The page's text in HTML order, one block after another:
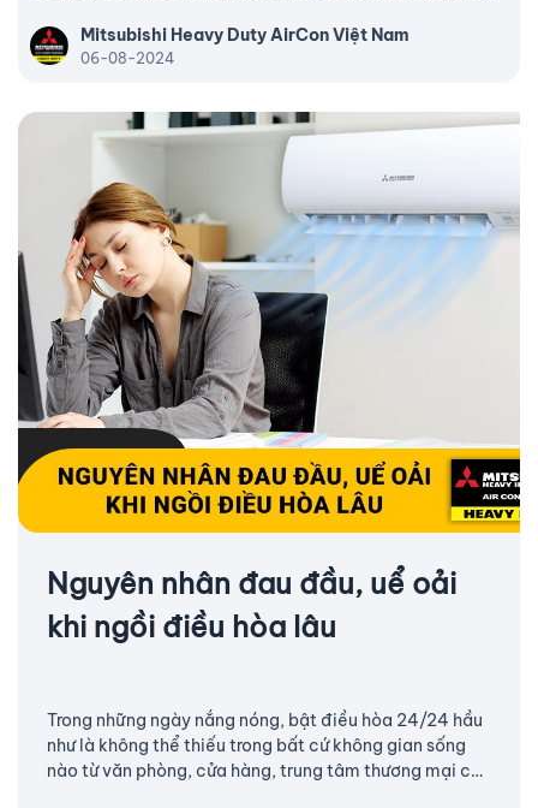
được chi phí điện năng cho người tiêu dùng.
Mitsubishi Heavy Duty AirCon Việt Nam
06-08-2024
Nguyên nhân đau đầu, uể oải
khi ngồi điều hòa lâu
Trong những ngày nắng nóng, bật điều hòa 24/24 hầu
như là không thể thiếu trong bất cứ không gian sống
nào từ văn phòng, cửa hàng, trung tâm thương mại cho